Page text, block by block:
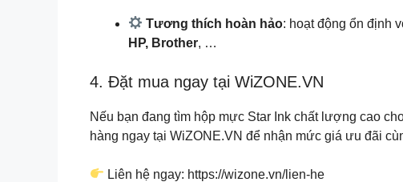
Tương thích hoàn hảo: hoạt động ổn định
HP, Brother, …
4. Đặt mua ngay tại WiZONE.VN
Nếu bạn đang tìm hộp mực Star Ink chất lượng cao
hàng ngay tại WiZONE.VN để nhận mức giá ưu đãi
Liên hệ ngay: https://wizone.vn/lien-he